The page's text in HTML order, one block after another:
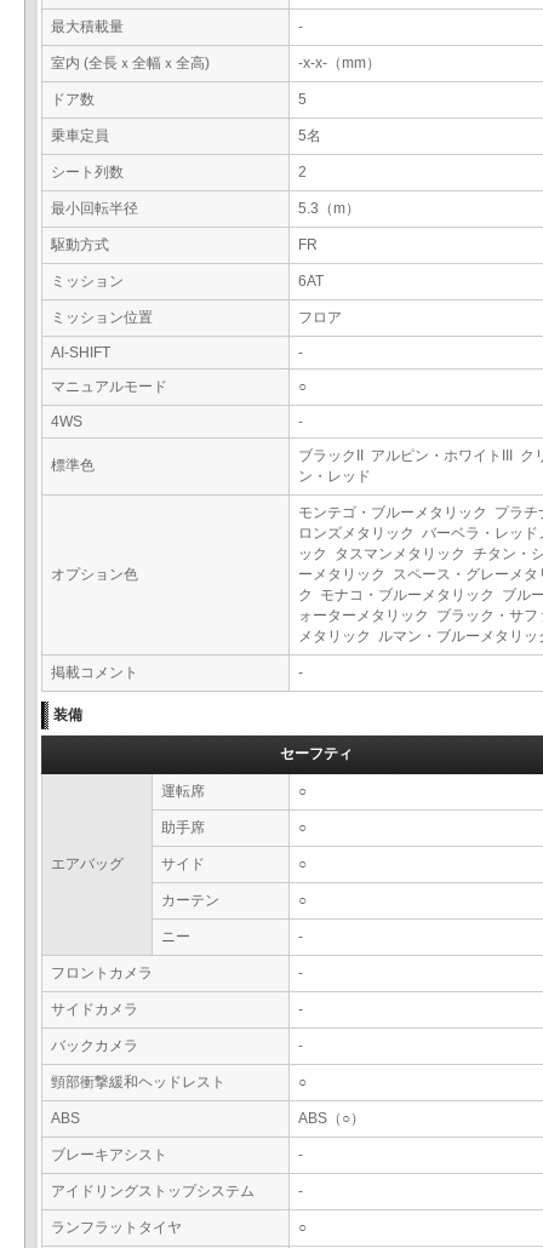
最大積載量 -
室内 (全長ｘ全幅ｘ全高) -x-x-（mm）
ドア数 5
乗車定員 5名
シート列数 2
最小回転半径 5.3（m）
駆動方式 FR
ミッション 6AT
ミッション位置 フロア
AI-SHIFT
-
マニュアルモード
○
4WS -
標準色
ブラックII アルピン・ホワイトIII ク
ン・レッド
オプション色
モンテゴ・ブルーメタリック プラチ
ロンズメタリック バーベラ・レッド
ック タスマンメタリック チタン・
ーメタリック スペース・グレーメタ
ク モナコ・ブルーメタリック ブル
ォーターメタリック ブラック・サフ
メタリック ルマン・ブルーメタリ
掲載コメント -
装備
セーフティ
エアバッグ
運転席 ○
助手席 ○
サイド ○
カーテン ○
ニー -
フロントカメラ -
サイドカメラ -
バックカメラ -
頸部衝撃緩和ヘッドレスト ○
ABS ABS（○）
ブレーキアシスト -
アイドリングストップシステム -
ランフラットタイヤ ○